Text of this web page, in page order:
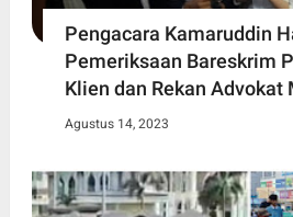
Pengacara Kamaruddin
Pemeriksaan Bareskrim
Klien dan Rekan Advokat
Agustus 14, 2023